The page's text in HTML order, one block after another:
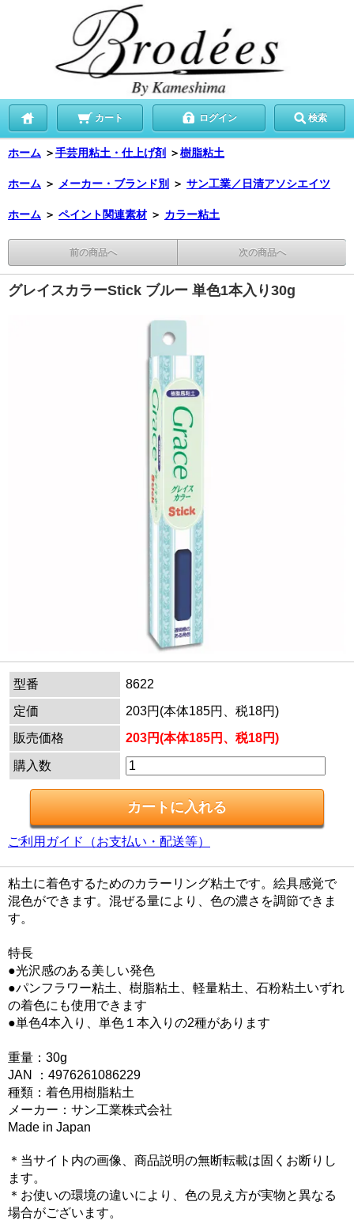
カート ログイン 検索
ホーム ＞手芸用粘土・仕上げ剤 ＞樹脂粘土
ホーム ＞ メーカー・ブランド別 ＞ サン工業／日清アソシエイツ
ホーム ＞ ペイント関連素材 ＞ カラー粘土
前の商品へ 次の商品へ
グレイスカラーStick ブルー 単色1本入り30g
型番
8622
定価
203円(本体185円、税18円)
販売価格
203円(本体185円、税18円)
購入数
ご利用ガイド（お支払い・配送等）
粘土に着色するためのカラーリング粘土です。絵具感覚で
混色ができます。混ぜる量により、色の濃さを調節できま
す。
特長
●光沢感のある美しい発色
●パンフラワー粘土、樹脂粘土、軽量粘土、石粉粘土いずれ
の着色にも使用できます
●単色4本入り、単色１本入りの2種があります
重量：30g
JAN ：4976261086229
種類：着色用樹脂粘土
メーカー：サン工業株式会社
Made in Japan
＊当サイト内の画像、商品説明の無断転載は固くお断りし
ます。
＊お使いの環境の違いにより、色の見え方が実物と異なる
場合がございます。